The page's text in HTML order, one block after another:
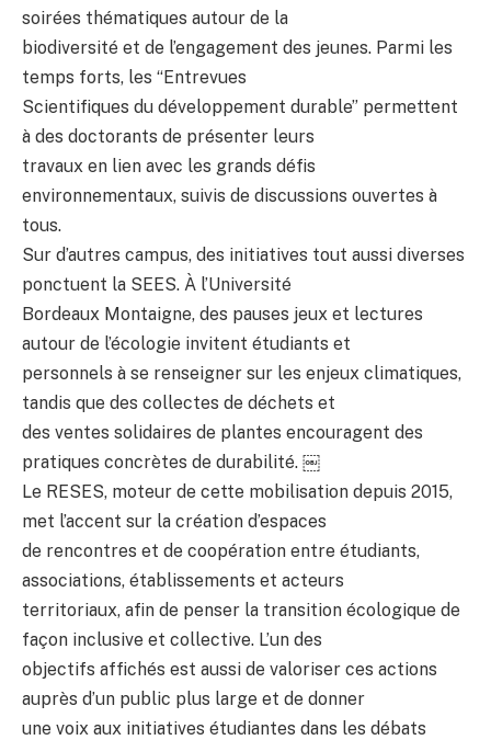
soirées thématiques autour de la
biodiversité et de l’engagement des jeunes. Parmi les
temps forts, les “Entrevues
Scientifiques du développement durable” permettent
à des doctorants de présenter leurs
travaux en lien avec les grands défis
environnementaux, suivis de discussions ouvertes à
tous.
Sur d’autres campus, des initiatives tout aussi diverses
ponctuent la SEES. À l’Université
Bordeaux Montaigne, des pauses jeux et lectures
autour de l’écologie invitent étudiants et
personnels à se renseigner sur les enjeux climatiques,
tandis que des collectes de déchets et
des ventes solidaires de plantes encouragent des
pratiques concrètes de durabilité. ￼
Le RESES, moteur de cette mobilisation depuis 2015,
met l’accent sur la création d’espaces
de rencontres et de coopération entre étudiants,
associations, établissements et acteurs
territoriaux, afin de penser la transition écologique de
façon inclusive et collective. L’un des
objectifs affichés est aussi de valoriser ces actions
auprès d’un public plus large et de donner
une voix aux initiatives étudiantes dans les débats